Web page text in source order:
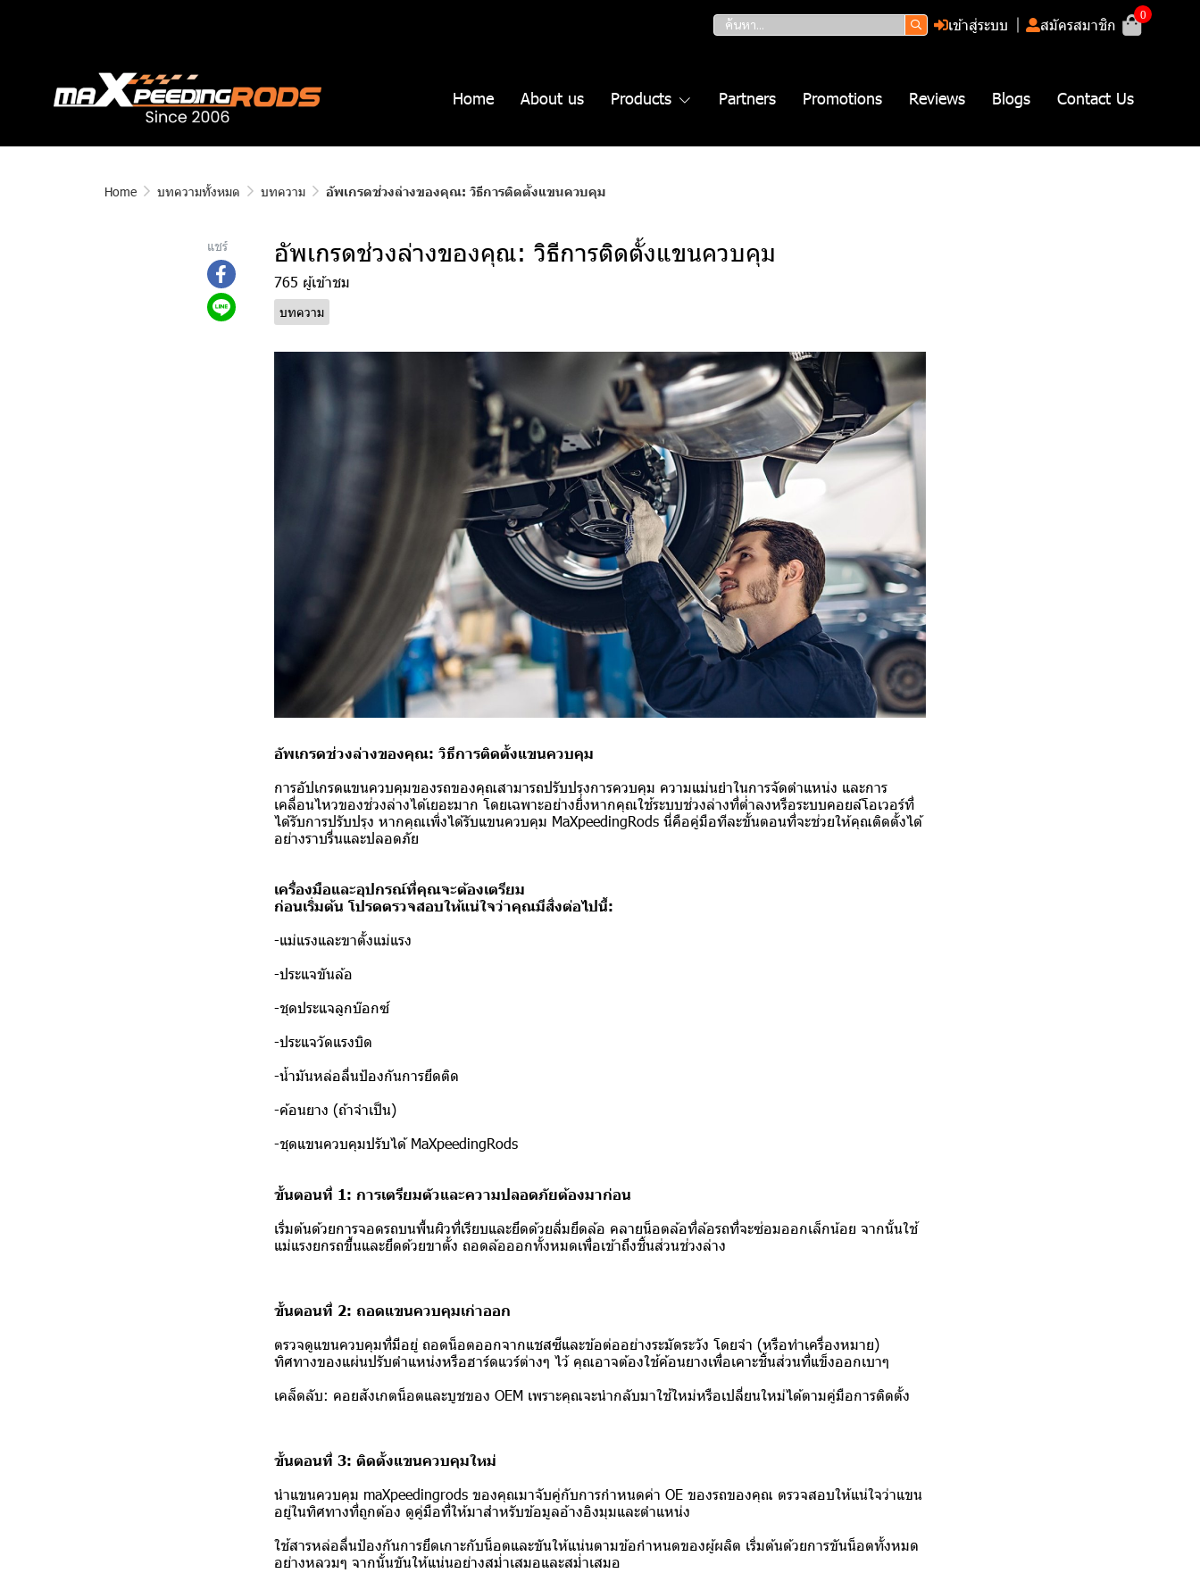
เข้าสู่ระบบ สมัครสมาชิก
0
Home About us Products Partners Promotions Reviews Blogs Contact Us
Home บทความทั้งหมด บทความ อัพเกรดช่วงล่างของคุณ: วิธีการติดตั้งแขนควบคุม
แชร์ อัพเกรดช่วงล่างของคุณ: วิธีการติดตั้งแขนควบคุม
765 ผู้เข้าชม
บทความ
อัพเกรดช่วงล่างของคุณ: วิธีการติดตั้งแขนควบคุม
การอัปเกรดแขนควบคุมของรถของคุณสามารถปรับปรุงการควบคุม ความแม่นยำในการจัดตำแหน่ง และการ
เคลื่อนไหวของช่วงล่างได้เยอะมาก โดยเฉพาะอย่างยิ่งหากคุณใช้ระบบช่วงล่างที่ต่ำลงหรือระบบคอยล์โอเวอร์ที่
ได้รับการปรับปรุง หากคุณเพิ่งได้รับแขนควบคุม MaXpeedingRods นี่คือคู่มือทีละขั้นตอนที่จะช่วยให้คุณติดตั้งได้
อย่างราบรื่นและปลอดภัย
เครื่องมือและอุปกรณ์ที่คุณจะต้องเตรียม
ก่อนเริ่มต้น โปรดตรวจสอบให้แน่ใจว่าคุณมีสิ่งต่อไปนี้:
-แม่แรงและขาตั้งแม่แรง
-ประแจขันล้อ
-ชุดประแจลูกบ๊อกซ์
-ประแจวัดแรงบิด
-น้ำมันหล่อลื่นป้องกันการยึดติด
-ค้อนยาง (ถ้าจำเป็น)
-ชุดแขนควบคุมปรับได้ MaXpeedingRods
ขั้นตอนที่ 1: การเตรียมตัวและความปลอดภัยต้องมาก่อน
เริ่มต้นด้วยการจอดรถบนพื้นผิวที่เรียบและยึดด้วยลิ่มยึดล้อ คลายน็อตล้อที่ล้อรถที่จะซ่อมออกเล็กน้อย จากนั้นใช้
แม่แรงยกรถขึ้นและยึดด้วยขาตั้ง ถอดล้อออกทั้งหมดเพื่อเข้าถึงชิ้นส่วนช่วงล่าง
ขั้นตอนที่ 2: ถอดแขนควบคุมเก่าออก
ตรวจดูแขนควบคุมที่มีอยู่ ถอดน็อตออกจากแชสซีและข้อต่ออย่างระมัดระวัง โดยจำ (หรือทำเครื่องหมาย)
ทิศทางของแผ่นปรับตำแหน่งหรือฮาร์ดแวร์ต่างๆ ไว้ คุณอาจต้องใช้ค้อนยางเพื่อเคาะชิ้นส่วนที่แข็งออกเบาๆ
เคล็ดลับ: คอยสังเกตน็อตและบูชของ OEM เพราะคุณจะนำกลับมาใช้ใหม่หรือเปลี่ยนใหม่ได้ตามคู่มือการติดตั้ง
ขั้นตอนที่ 3: ติดตั้งแขนควบคุมใหม่
นำแขนควบคุม maXpeedingrods ของคุณมาจับคู่กับการกำหนดค่า OE ของรถของคุณ ตรวจสอบให้แน่ใจว่าแขน
อยู่ในทิศทางที่ถูกต้อง ดูคู่มือที่ให้มาสำหรับข้อมูลอ้างอิงมุมและตำแหน่ง
ใช้สารหล่อลื่นป้องกันการยึดเกาะกับน็อตและขันให้แน่นตามข้อกำหนดของผู้ผลิต เริ่มต้นด้วยการขันน็อตทั้งหมด
อย่างหลวมๆ จากนั้นขันให้แน่นอย่างสม่ำเสมอและสม่ำเสมอ